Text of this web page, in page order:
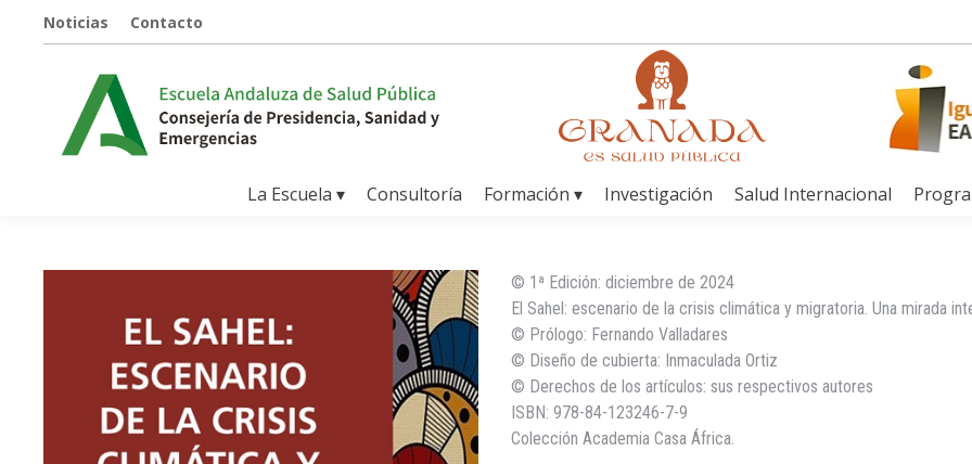
Noticias Contacto
La Escuela ▾ Consultoría Formación ▾ Investigación Salud Internacional
© 1ª Edición: diciembre de 2024
El Sahel: escenario de la crisis climática y migratoria. Una mirada
© Prólogo: Fernando Valladares
© Diseño de cubierta: Inmaculada Ortiz
© Derechos de los artículos: sus respectivos autores
ISBN: 978-84-123246-7-9
Colección Academia Casa África.